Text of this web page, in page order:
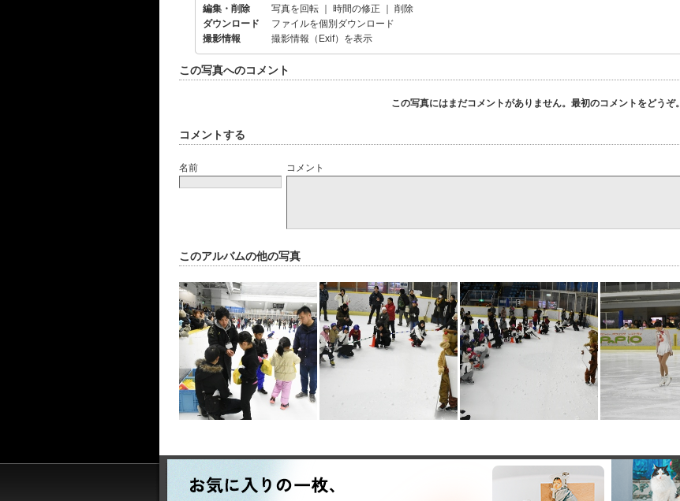
編集・削除
写真を回転 時間の修正
削除
ダウンロード
ファイルを個別ダウンロード
撮影情報
撮影情報（Exif）を表示
この写真へのコメント
この写真にはまだコメントがありません。最初のコメントをどうぞ。
コメントする
名前 コメント
このアルバムの他の写真